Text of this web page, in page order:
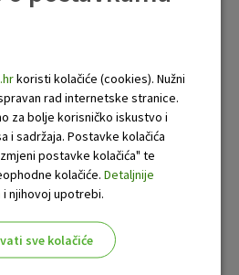
klijente Premium
dolaska u dogovorenom terminu
koje osigurava veću
u ponudi OTP banke
svih usluga na jednom mjestu
Premium bankaru za
telefona ili e-maila
kredita
koristi kolačiće (cookies). Nužni
rad internetske stranice.
za bolje korisničko iskustvo i
i sadržaja. Postavke kolačića
postavke kolačića" te
kolačiće. Detaljnije
i njihovoj upotrebi.
sve kolačiće